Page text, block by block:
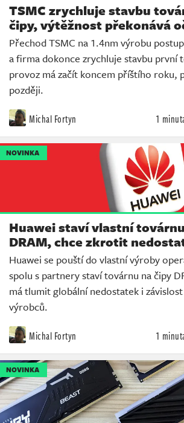
TSMC zrychluje stavbu
čipy, výtěžnost překonává
Přechod TSMC na 1.4nm výrobu
a firma dokonce zrychluje stavbu první
provoz má začít koncem příštího roku,
později.
Michal Fortyn 1
NOVINKA
Huawei staví vlastní
DRAM, chce zkrotit
Huawei se pouští do vlastní výroby
spolu s partnery staví továrnu na čipy
má tlumit globální nedostatek i
výrobců.
Michal Fortyn 1
NOVINKA